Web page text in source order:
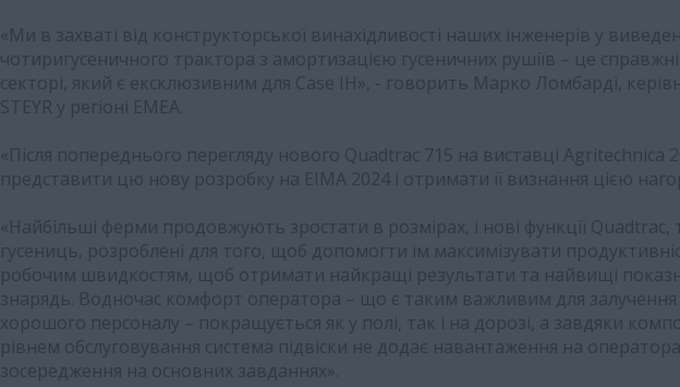
«Ми в захваті від конструкторської винахідливості наших інженерів у
чотиригусеничного трактора з амортизацією гусеничних рушіїв – це
секторі, який є ексклюзивним для Case IH», - говорить Марко Ломбарді,
STEYR у регіоні EMEA.
«Після попереднього перегляду нового Quadtrac 715 на виставці Agritechnica
представити цю нову розробку на EIMA 2024 і отримати її визнання цією
«Найбільші ферми продовжують зростати в розмірах, і нові функції Quadtrac,
гусениць, розроблені для того, щоб допомогти їм максимізувати
робочим швидкостям, щоб отримати найкращі результати та найвищі
знарядь. Водночас комфорт оператора – що є таким важливим для
хорошого персоналу – покращується як у полі, так і на дорозі, а завдяки
рівнем обслуговування система підвіски не додає навантаження на
зосередження на основних завданнях».